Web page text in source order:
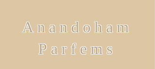
Anandoham
Parfems